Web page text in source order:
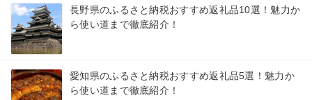
長野県のふるさと納税おすすめ返礼品10選！魅力か
ら使い道まで徹底紹介！
愛知県のふるさと納税おすすめ返礼品5選！魅力か
ら使い道まで徹底紹介！